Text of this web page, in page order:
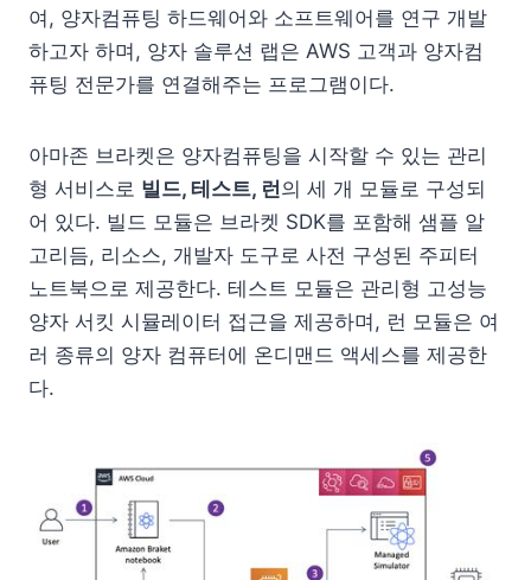
여, 양자컴퓨팅 하드웨어와 소프트웨어를 연구 개발
하고자 하며, 양자 솔루션 랩은 AWS 고객과 양자컴
퓨팅 전문가를 연결해주는 프로그램이다.
아마존 브라켓은 양자컴퓨팅을 시작할 수 있는 관리
형 서비스로 빌드, 테스트, 런의 세 개 모듈로 구성되
어 있다. 빌드 모듈은 브라켓 SDK를 포함해 샘플 알
고리듬, 리소스, 개발자 도구로 사전 구성된 주피터
노트북으로 제공한다. 테스트 모듈은 관리형 고성능
양자 서킷 시뮬레이터 접근을 제공하며, 런 모듈은 여
러 종류의 양자 컴퓨터에 온디맨드 액세스를 제공한
다.